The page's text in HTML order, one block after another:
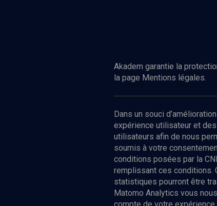
Akadem garantie la
la page Mentions légales.
Dans un souci
expérience utilisateur et
utilisateurs afin de nous
soumis à votre
conditions posées par la
remplissant ces conditions.
statistiques pourront être
Matomo Analytics vous